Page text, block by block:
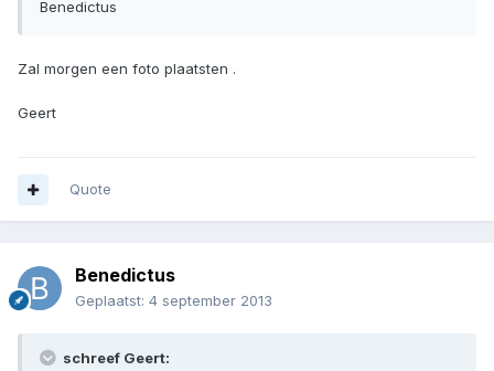
Benedictus
Zal morgen een foto plaatsten .
Geert
Quote
Benedictus
Geplaatst: 4 september 2013
schreef Geert: